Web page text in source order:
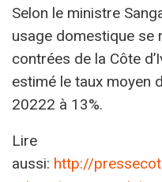
Selon le ministre
usage domestique se
contrées de la Côte
estimé le taux moyen
20222 à 13%.
Lire
aussi: http://